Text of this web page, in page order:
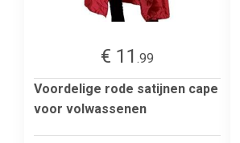
€ 11 .99
Voordelige rode satijnen cape
voor volwassenen